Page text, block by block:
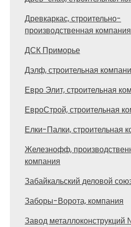
Древкаркас, строительно-
производственная компания
ДСК Приморье
Дэлф, строительная
Евро Элит, строительная
ЕвроСтрой, строительная
Елки-Палки, строительная
Железнофф,
компания
Забайкальский деловой
Заборы-Ворота, компания
Завод металлоконструкций